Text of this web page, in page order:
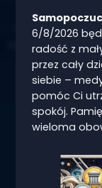
6/8/2026
radość z
przez cały
siebie –
pomóc Ci
spokój.
wieloma